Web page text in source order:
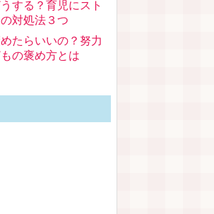
する？育児にスト
対処法３つ
たらいいの？努力
の褒め方とは